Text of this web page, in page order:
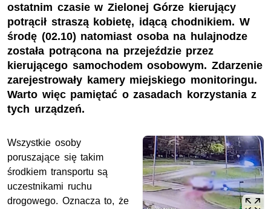
ostatnim czasie w Zielonej Górze kierujący
potrącił straszą kobietę, idącą chodnikiem. W
środę (02.10) natomiast osoba na hulajnodze
została potrącona na przejeździe przez
kierującego samochodem osobowym. Zdarzenie
zarejestrowały kamery miejskiego monitoringu.
Warto więc pamiętać o zasadach korzystania z
tych urządzeń.
Wszystkie osoby
poruszające się takim
środkiem transportu są
uczestnikami ruchu
drogowego. Oznacza to, że